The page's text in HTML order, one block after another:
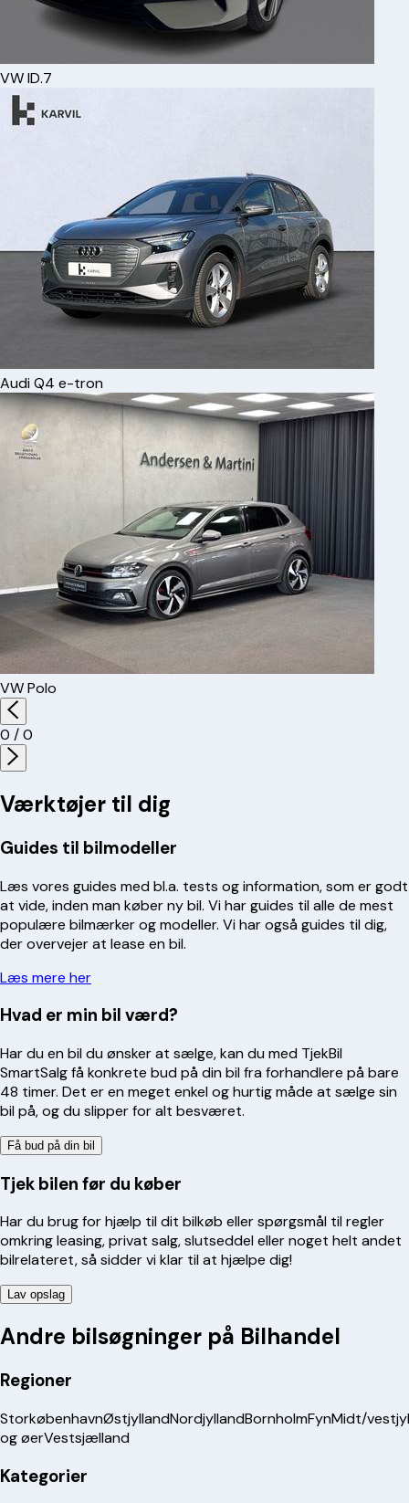
VWID.7
AudiQ4 e-tron
VWPolo
0 /0
Værktøjer til dig
Guides til bilmodeller
Læs vores guides med bl.a. tests og information, som er godt
at vide, inden man køber ny bil. Vi har guides til alle de mest
populære bilmærker og modeller. Vi har også guides til dig,
der overvejer at lease en bil.
Læs mere her
Hvad er min bil værd?
Har du en bil du ønsker at sælge, kan du med TjekBil
SmartSalg få konkrete bud på din bil fra forhandlere på bare
48 timer. Det er en meget enkel og hurtig måde at sælge sin
bil på, og du slipper for alt besværet.
Få bud på din bil
Tjek bilen før du køber
Har du brug for hjælp til dit bilkøb eller spørgsmål til regler
omkring leasing, privat salg, slutseddel eller noget helt andet
bilrelateret, så sidder vi klar til at hjælpe dig!
Lav opslag
Andre bilsøgninger på Bilhandel
Regioner
StorkøbenhavnØstjyllandNordjyllandBornholmFynMidt/
og øerVestsjælland
Kategorier